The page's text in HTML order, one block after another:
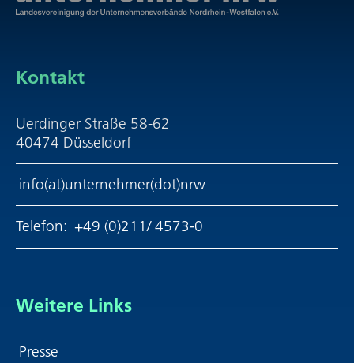
Kontakt
Uerdinger Straße 58-62
40474 Düsseldorf
info(at)unternehmer(dot)nrw
Telefon: +49 (0)211/ 4573-0
Weitere Links
Presse